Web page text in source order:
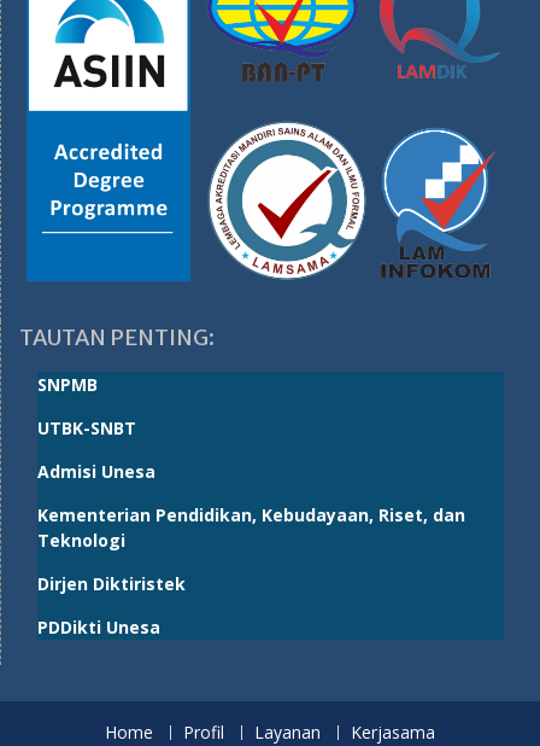
TAUTAN PENTING:
SNPMB
UTBK-SNBT
Admisi Unesa
Kementerian Pendidikan, Kebudayaan, Riset, dan
Teknologi
Dirjen Diktiristek
PDDikti Unesa
Home Profil Layanan Kerjasama